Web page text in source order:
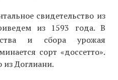
свидетельство из
из 1593 года. В
и сбора урожая
сорт «доссетто».
из Доглиани.